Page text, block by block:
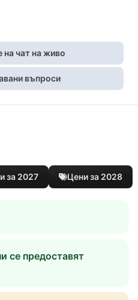
на чат на живо
въпроси
за 2027 Цени за 2028
се предоставят